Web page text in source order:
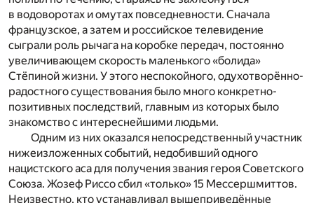
в водоворотах и омутах повседневности. Сначала
французское, а затем и российское телевидение
сыграли роль рычага на коробке передач, постоянно
увеличивающем скорость маленького «болида»
Стёпиной жизни. У этого неспокойного, одухотворённо-
радостного существования было много конкретно-
позитивных последствий, главным из которых было
знакомство с интереснейшими людьми.
Одним из них оказался непосредственный участник
нижеизложенных событий, недобивший одного
нацистского аса для получения звания героя Советского
Союза. Жозеф Риссо сбил «только» 15 Мессершмиттов.
Неизвестно, кто устанавливал вышеприведённые